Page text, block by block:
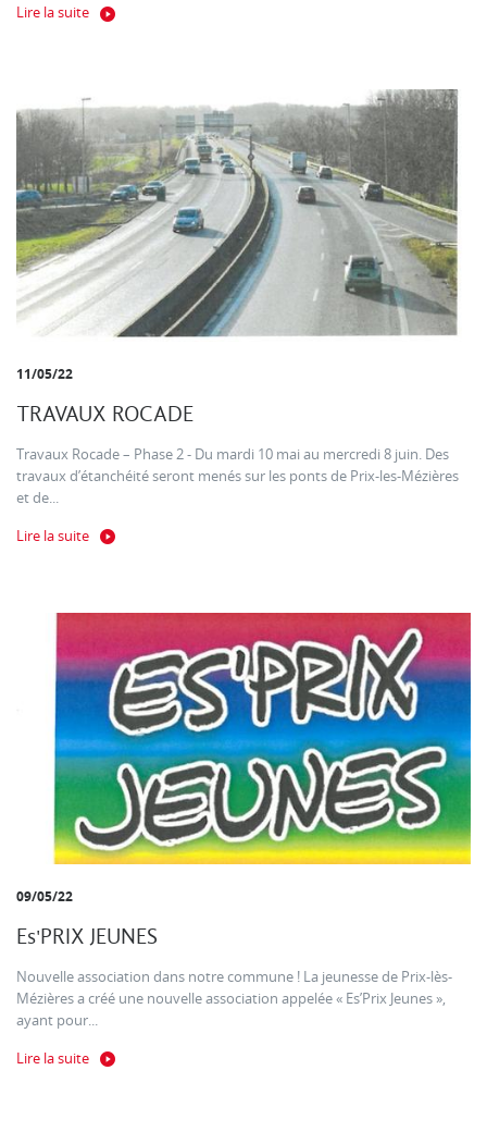
Lire la suite
11/05/22
TRAVAUX ROCADE
Travaux Rocade – Phase 2 - Du mardi 10 mai au mercredi 8 juin. Des
travaux d’étanchéité seront menés sur les ponts de Prix-les-Mézières
et de...
Lire la suite
09/05/22
Es'PRIX JEUNES
Nouvelle association dans notre commune ! La jeunesse de Prix-lès-
Mézières a créé une nouvelle association appelée « Es’Prix Jeunes »,
ayant pour...
Lire la suite